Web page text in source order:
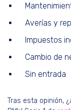
Averías y
Impuestos
Cambio de
Sin entrada
Tras esta opinión,